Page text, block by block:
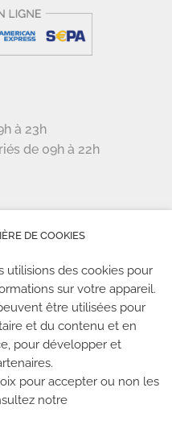
à 23h
de 09h à 22h
ses salles, partout en
DE COOKIES
utilisions des cookies pour
sur votre appareil.
être utilisées pour
et du contenu et en
pour développer et
pour accepter ou non les
notre